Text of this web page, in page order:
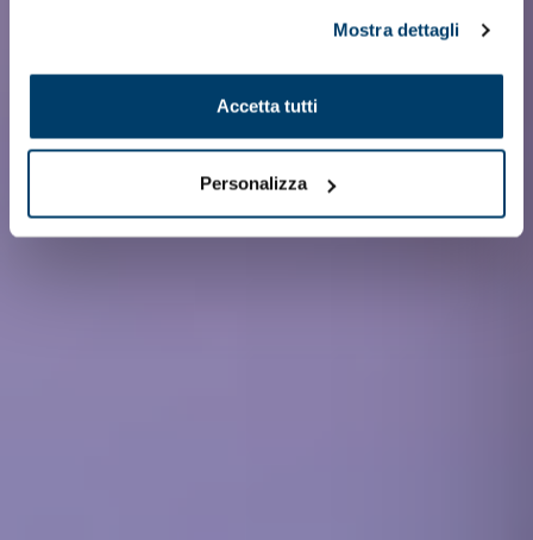
seguito mediante il pulsante presente a sinistra in basso,
della pagina web.
Mostra dettagli
Accetta tutti
Personalizza